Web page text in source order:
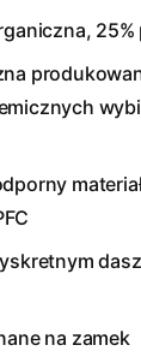
na zamek